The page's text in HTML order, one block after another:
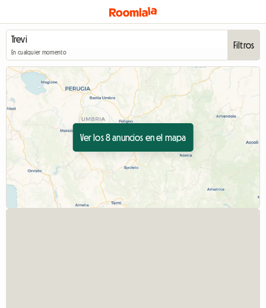
En cualquier momento
Filtros
Ver los 8 anuncios en el mapa